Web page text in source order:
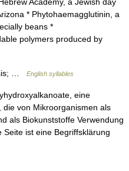
* Phytohaemagglutinin, a
beans *
polymers produced by
… English syllables
eine
von Mikroorganismen als
als Biokunststoffe Verwendung
ist eine Begriffsklärung